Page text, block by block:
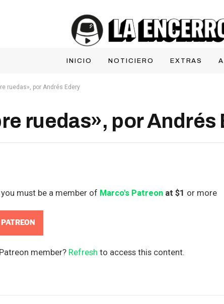
INICIO NOTICIERO EXTRAS
ruedas», por Andrés Edery
ruedas», por Andrés
must be a member of Marco's Patreonat $1 or more
member? Refresh to access this content.